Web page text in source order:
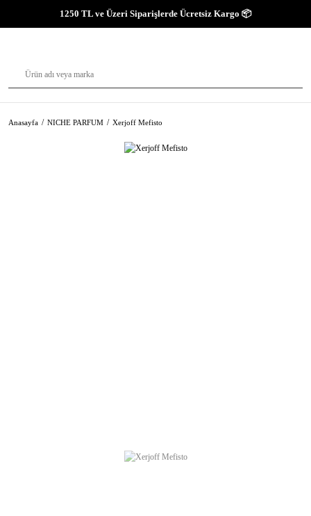
1250 TL ve Üzeri Siparişlerde Ücretsiz Kargo 📦
Anasayfa NICHE PARFUM Xerjoff Mefisto